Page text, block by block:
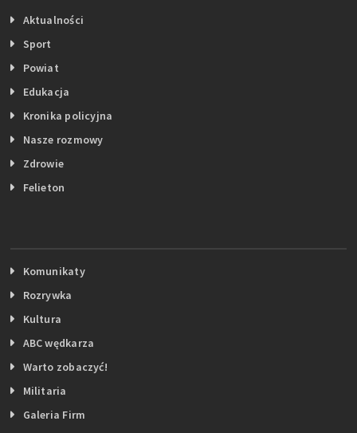
Aktualności
Sport
Powiat
Edukacja
Kronika policyjna
Nasze rozmowy
Zdrowie
Felieton
Komunikaty
Rozrywka
Kultura
ABC wędkarza
Warto zobaczyć!
Militaria
Galeria Firm